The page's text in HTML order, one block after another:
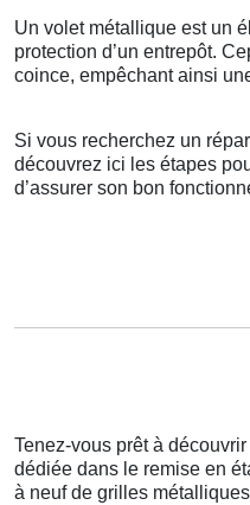
Un volet métallique est un
protection d’un entrepôt.
coince, empêchant ainsi
Si vous recherchez un
découvrez ici les étapes
d’assurer son bon
Tenez-vous prêt à
dédiée dans le remise en
à neuf de grilles